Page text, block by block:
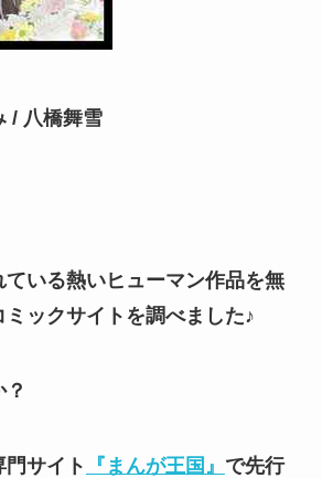
/ 八橋舞雪
ている熱いヒューマン作品を無
ックサイトを調べました♪
サイト 『まんが王国』 で先行